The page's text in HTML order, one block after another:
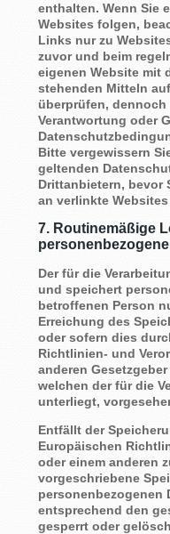
enthalten. Wenn Sie
Websites folgen,
Links nur zu
zuvor und beim
eigenen Website mit
stehenden Mitteln
überprüfen,
Verantwortung oder
Bitte vergewissern
geltenden
Drittanbietern, bevor
an verlinkte
7. Routinemäßige
Der für die
und speichert
betroffenen Person
Erreichung des
oder sofern dies
Richtlinien- und
anderen
welchen der für die
unterliegt,
Entfällt der
Europäischen
oder einem anderen
vorgeschriebene
personenbezogenen
entsprechend den
gesperrt oder